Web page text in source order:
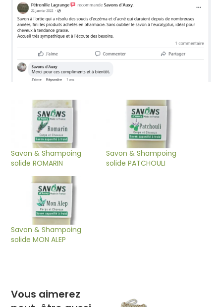
Savon & Shampoing
solide ROMARIN
Savon & Shampoing
solide PATCHOULI
Savon & Shampoing
solide MON ALEP
Vous aimerez